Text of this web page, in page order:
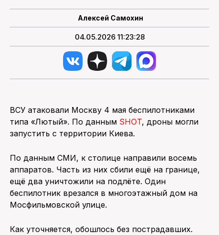
Алексей Самохин
04.05.2026 11:23:28
ВСУ атаковали Москву 4 мая беспилотниками
типа «Лютый». По данным SHOT, дроны могли
запустить с территории Киева.
По данным СМИ, к столице направили восемь
аппаратов. Часть из них сбили ещё на границе,
ещё два уничтожили на подлёте. Один
беспилотник врезался в многоэтажный дом на
Мосфильмовской улице.
Как уточняется, обошлось без пострадавших.